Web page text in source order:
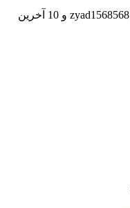
zyad1568568 و 10 آخرين